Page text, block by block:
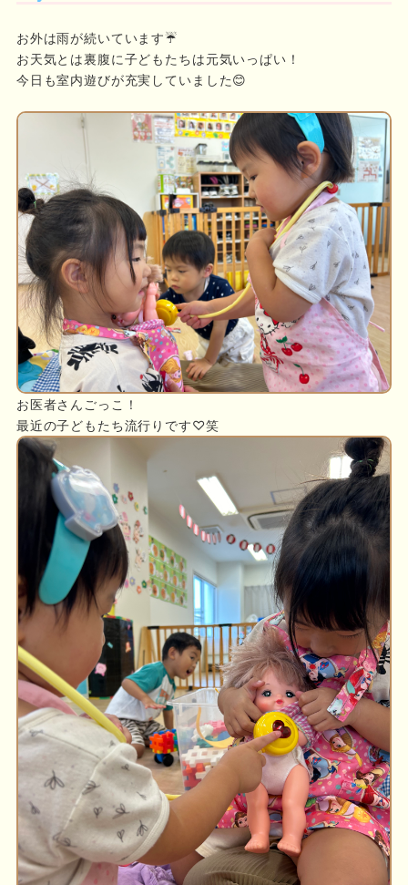
お外は雨が続いています☔
お天気とは裏腹に子どもたちは元気いっぱい！
今日も室内遊びが充実していました😊
お医者さんごっこ！
最近の子どもたち流行りです♡笑